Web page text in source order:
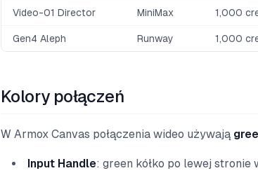
Video-01 Director MiniMax 1,000
Gen4 Aleph Runway 1,000
Kolory połączeń
W Armox Canvas połączenia wideo używają
Input Handle: green kółko po lewej stronie